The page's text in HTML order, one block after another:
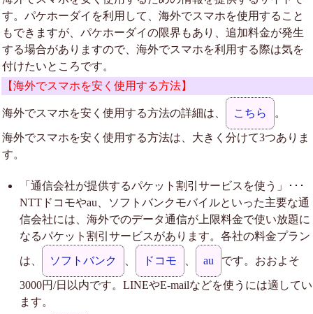
す。パケホーダイを利用して、海外でスマホを使用すること
もできますが、パケホーダイの限界もあり、追加料金が発生
する場合がありますので、海外でスマホを利用する際は気を
付けたいところです。
【海外でスマホを安く使用する方法】
海外でスマホを安く使用する方法の詳細は、 こちら 。
海外でスマホを安く使用する方法は、大きく分けて3つありま
す。
「通信会社が提供するパケット割引サービスを使う」･･･
NTTドコモやau、ソフトバンクモバイルといった主要な通
信会社には、海外でのデータ通信が上限料金で使い放題に
なるパケット割引サービスがあります。各社の料金プラン
は、 ソフトバンク ドコモ au です。おおよそ
3000円/日以内です。LINEやE-mailなどを使うには適してい
ます。